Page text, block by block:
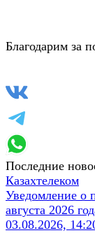
Благодарим за
Последние
Казахтелеком
Уведомление о
августа 2026
03.08.2026,